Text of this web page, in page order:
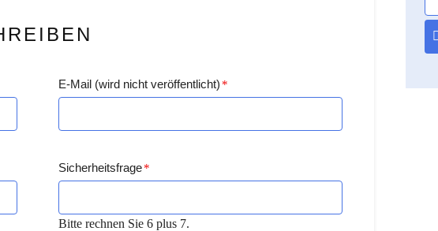
E-Mail (wird nicht veröffentlicht) *
Sicherheitsfrage *
Bitte rechnen Sie 6 plus 7.